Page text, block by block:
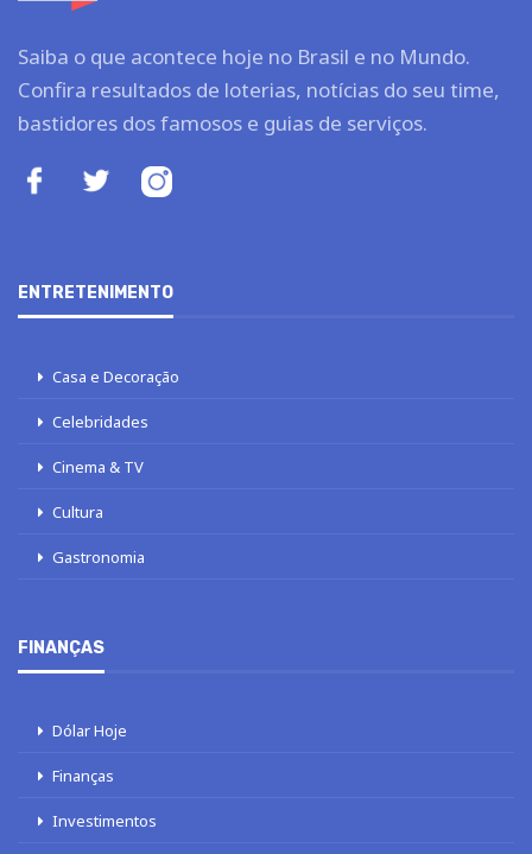
Saiba o que acontece hoje no Brasil e no Mundo.
Confira resultados de loterias, notícias do seu time,
bastidores dos famosos e guias de serviços.
ENTRETENIMENTO
Casa e Decoração
Celebridades
Cinema & TV
Cultura
Gastronomia
FINANÇAS
Dólar Hoje
Finanças
Investimentos